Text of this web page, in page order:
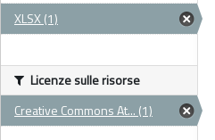
XLSX (1)
Licenze sulle risorse
Creative Commons At... (1)